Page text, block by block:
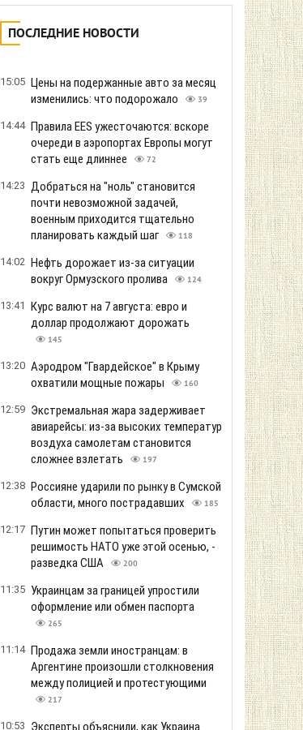
ПОСЛЕДНИЕ НОВОСТИ
15:05 Цены на подержанные авто за месяц
изменились: что подорожало
39
14:44 Правила EES ужесточаются: вскоре
очереди в аэропортах Европы могут
стать еще длиннее
72
14:23 Добраться на "ноль" становится
почти невозможной задачей,
военным приходится тщательно
планировать каждый шаг
118
14:02 Нефть дорожает из-за ситуации
вокруг Ормузского пролива
124
13:41 Курс валют на 7 августа: евро и
доллар продолжают дорожать
145
13:20 Аэродром "Гвардейское" в Крыму
охватили мощные пожары
160
12:59 Экстремальная жара задерживает
авиарейсы: из-за высоких температур
воздуха самолетам становится
сложнее взлетать
197
12:38 Россияне ударили по рынку в Сумской
области, много пострадавших
185
12:17 Путин может попытаться проверить
решимость НАТО уже этой осенью, -
разведка США
200
11:35 Украинцам за границей упростили
оформление или обмен паспорта
265
11:14 Продажа земли иностранцам: в
Аргентине произошли столкновения
между полицией и протестующими
217
10:53 Эксперты объяснили, как Украина